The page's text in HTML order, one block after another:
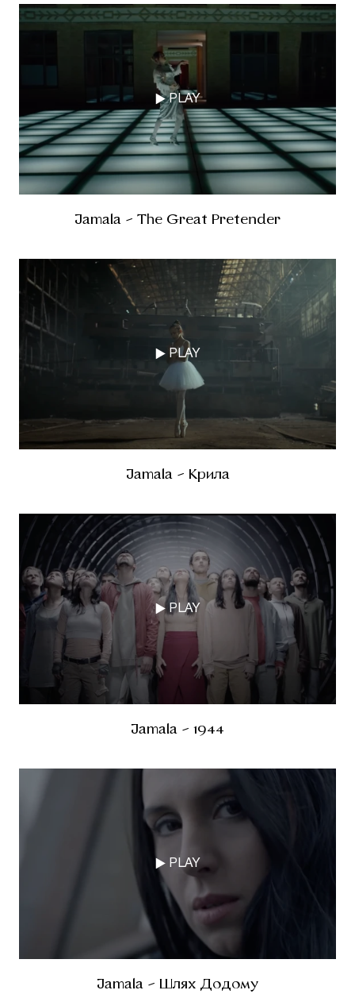
PLAY
Jamala - The Great Pretender
PLAY
Jamala - Крила
PLAY
Jamala - 1944
PLAY
Jamala - Шлях Додому